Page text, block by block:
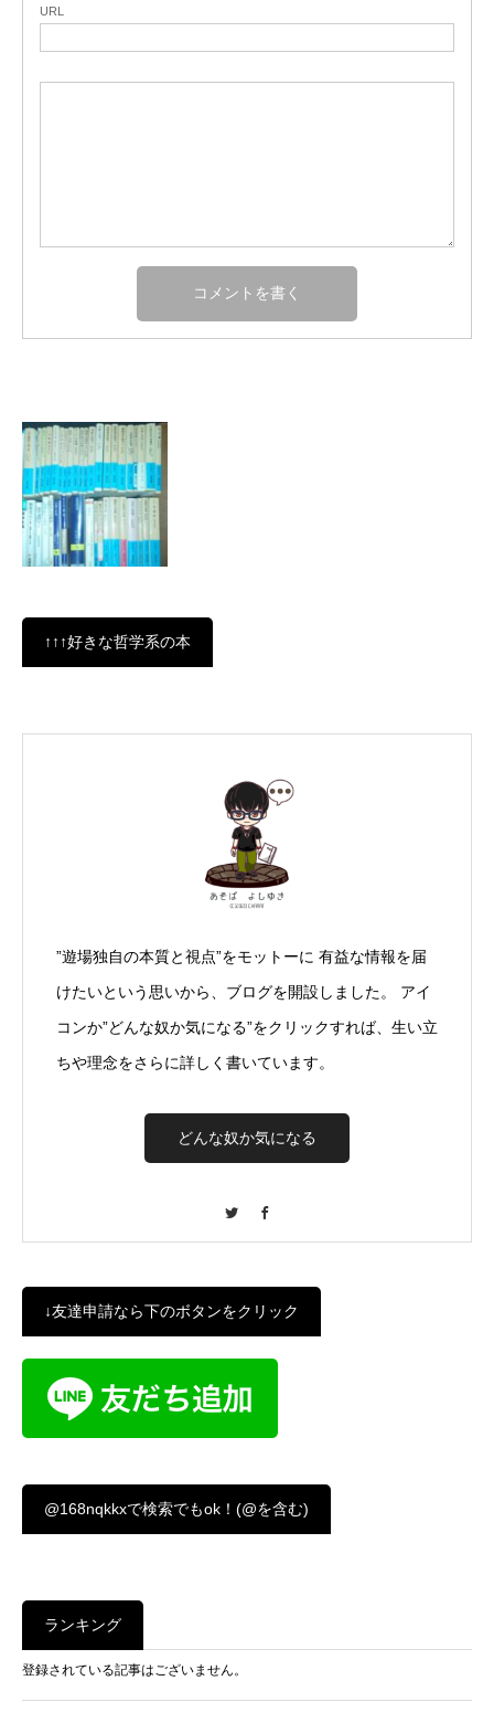
URL
↑↑↑好きな哲学系の本
”遊場独自の本質と視点”をモットーに 有益な情報を届
けたいという思いから、ブログを開設しました。 アイ
コンか”どんな奴か気になる”をクリックすれば、生い立
ちや理念をさらに詳しく書いています。
どんな奴か気になる
↓友達申請なら下のボタンをクリック
@168nqkkxで検索でもok！(@を含む)
ランキング
登録されている記事はございません。